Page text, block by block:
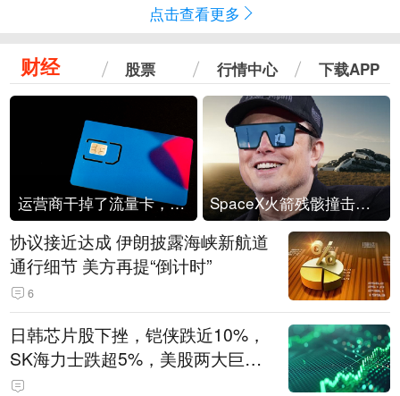
点击查看更多
财经 股票 行情中心 下载APP
运营商干掉了流量卡，他们真的玩不起了 SpaceX火箭残骸撞击月球
协议接近达成 伊朗披露海峡新航道
通行细节 美方再提“倒计时”
6
日韩芯片股下挫，铠侠跌近10%，
SK海力士跌超5%，美股两大巨头
遭遇业绩杀